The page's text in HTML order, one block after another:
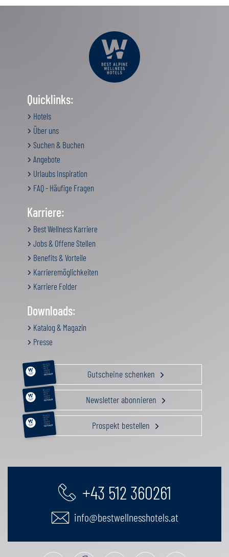
Quicklinks:
Hotels
Über uns
Suchen & Buchen
Angebote
Urlaubs Inspiration
FAQ - Häufige Fragen
Karriere:
Best Wellness Karriere
Jobs & Offene Stellen
Benefits & Vorteile
Karrieremöglichkeiten
Karriere Folder
Downloads:
Katalog & Magazin
Presse
RELAX &
BEAUTY
AKTIV
GENUSS
FAMILIE
GUTSCHEIN Gutscheine schenken
RELAX &
BEAUTY
AKTIV
GENUSS
FAMILIE
GUTSCHEIN Newsletter abonnieren
RELAX &
BEAUTY
AKTIV
GENUSS
FAMILIE
GUTSCHEIN Prospekt bestellen
+43 512 360261
info@bestwellnesshotels.at